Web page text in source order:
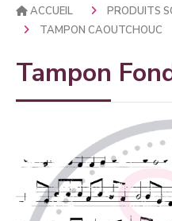
ACCUEIL
PRODUITS
TAMPON CAOUTCHOUC
Tampon